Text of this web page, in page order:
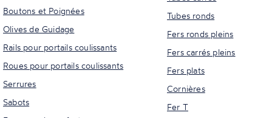
Boutons et Poignées
Olives de Guidage
Rails pour portails coulissants
Roues pour portails coulissants
Serrures
Sabots
Tubes ronds
Fers ronds pleins
Fers carrés pleins
Fers plats
Cornières
Fer T